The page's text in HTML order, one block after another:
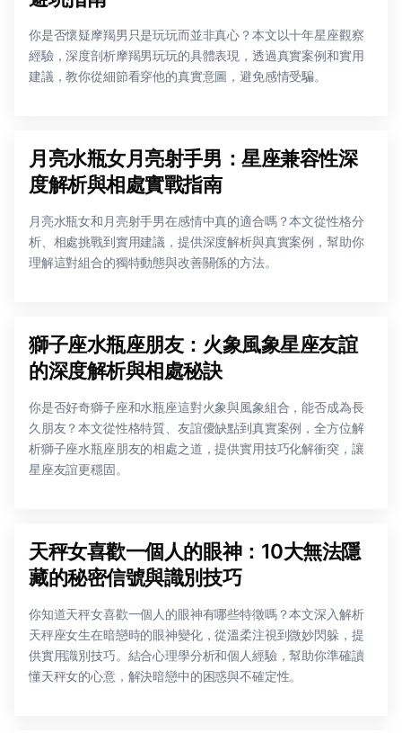
你是否懷疑摩羯男只是玩玩而並非真心？本文以十年星座觀察
經驗，深度剖析摩羯男玩玩的具體表現，透過真實案例和實用
建議，教你從細節看穿他的真實意圖，避免感情受騙。
月亮水瓶女月亮射手男：星座兼容性深
度解析與相處實戰指南
月亮水瓶女和月亮射手男在感情中真的適合嗎？本文從性格分
析、相處挑戰到實用建議，提供深度解析與真實案例，幫助你
理解這對組合的獨特動態與改善關係的方法。
獅子座水瓶座朋友：火象風象星座友誼
的深度解析與相處秘訣
你是否好奇獅子座和水瓶座這對火象與風象組合，能否成為長
久朋友？本文從性格特質、友誼優缺點到真實案例，全方位解
析獅子座水瓶座朋友的相處之道，提供實用技巧化解衝突，讓
星座友誼更穩固。
天秤女喜歡一個人的眼神：10大無法隱
藏的秘密信號與識別技巧
你知道天秤女喜歡一個人的眼神有哪些特徵嗎？本文深入解析
天秤座女生在暗戀時的眼神變化，從溫柔注視到微妙閃躲，提
供實用識別技巧。結合心理學分析和個人經驗，幫助你準確讀
懂天秤女的心意，解決暗戀中的困惑與不確定性。